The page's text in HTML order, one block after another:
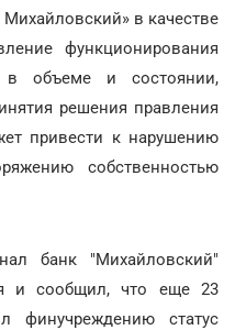
в качестве
функционирования
в объеме и состоянии,
решения правления
привести к нарушению
собственностью
банк "Михайловский"
и сообщил, что еще 23
финучреждению статус